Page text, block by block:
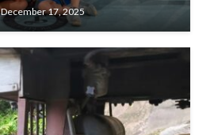
December 17, 2025